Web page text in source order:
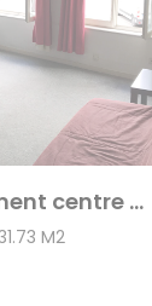
Achat Appartement centre ville
M2